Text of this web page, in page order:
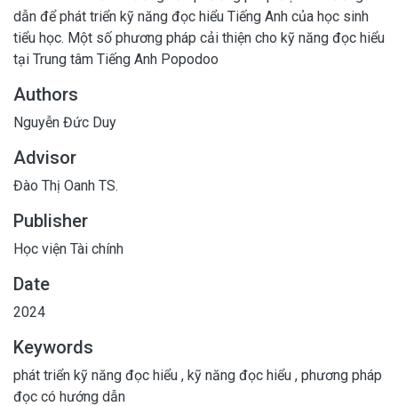
dẫn để phát triển kỹ năng đọc hiểu Tiếng Anh của học sinh
tiểu học. Một số phương pháp cải thiện cho kỹ năng đọc hiểu
tại Trung tâm Tiếng Anh Popodoo
Authors
Nguyễn Đức Duy
Advisor
Đào Thị Oanh TS.
Publisher
Học viện Tài chính
Date
2024
Keywords
phát triển kỹ năng đọc hiểu , kỹ năng đọc hiểu , phương pháp
đọc có hướng dẫn